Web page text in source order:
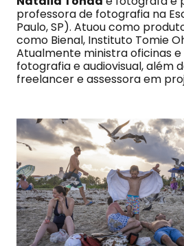
professora de fotografia na
Paulo, SP). Atuou como
como Bienal, Instituto Tomie
Atualmente ministra oficinas e
fotografia e audiovisual, além
freelancer e assessora em